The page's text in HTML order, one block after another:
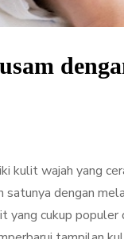
kulit wajah yang
satunya dengan
cukup